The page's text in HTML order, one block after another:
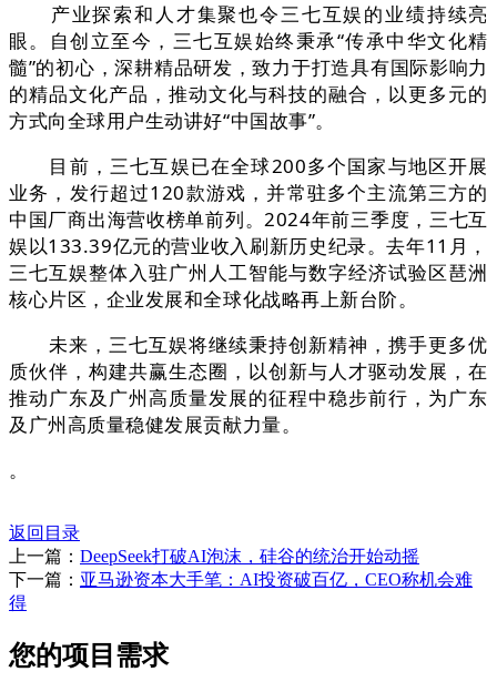
产业探索和人才集聚也令三七互娱的业绩持续亮
眼。自创立至今，三七互娱始终秉承“传承中华文化精
髓”的初心，深耕精品研发，致力于打造具有国际影响力
的精品文化产品，推动文化与科技的融合，以更多元的
方式向全球用户生动讲好“中国故事”。
目前，三七互娱已在全球200多个国家与地区开展
业务，发行超过120款游戏，并常驻多个主流第三方的
中国厂商出海营收榜单前列。2024年前三季度，三七互
娱以133.39亿元的营业收入刷新历史纪录。去年11月，
三七互娱整体入驻广州人工智能与数字经济试验区琶洲
核心片区，企业发展和全球化战略再上新台阶。
未来，三七互娱将继续秉持创新精神，携手更多优
质伙伴，构建共赢生态圈，以创新与人才驱动发展，在
推动广东及广州高质量发展的征程中稳步前行，为广东
及广州高质量稳健发展贡献力量。
。
返回目录
上一篇： DeepSeek打破AI泡沫，硅谷的统治开始动摇
下一篇： 亚马逊资本大手笔：AI投资破百亿，CEO称机会难
得
您的项目需求